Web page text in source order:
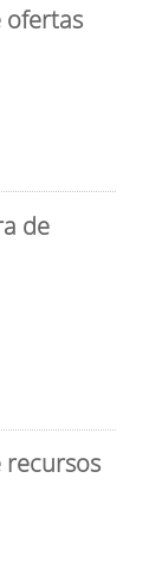
ofertas
de